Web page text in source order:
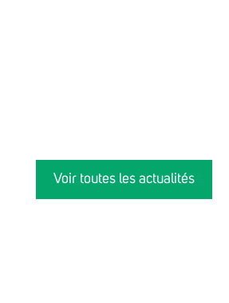
Voir toutes les actualités